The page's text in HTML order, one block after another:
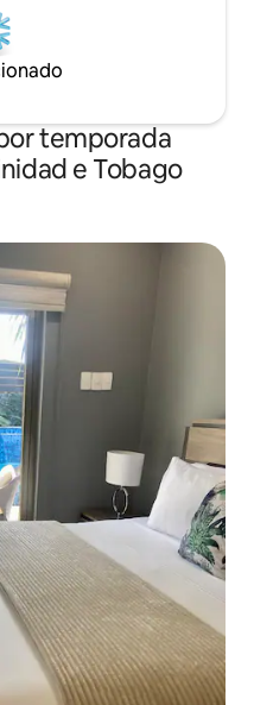
temporada
e Tobago
hóspedes